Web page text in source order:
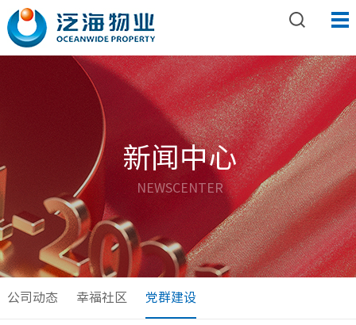
新闻中心
NEWSCENTER
公司动态 幸福社区 党群建设